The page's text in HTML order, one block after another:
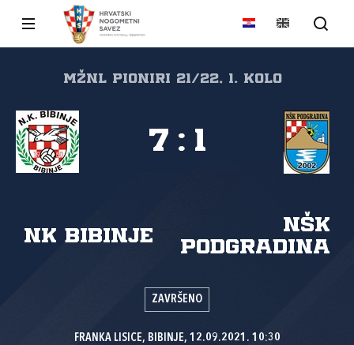
MŽNL PIONIRI 21/22, 1. kolo
NK Bibinje
NŠK
Podgradina
7 : 1
ZAVRŠENO
FRANKA LISICE, BIBINJE, 12.09.2021. 10:30